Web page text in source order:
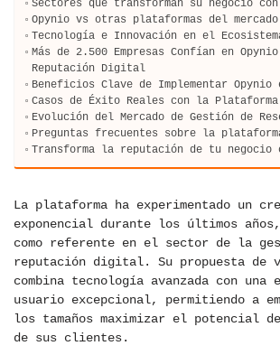
Sectores que transforman su negocio con
Opynio vs otras plataformas del mercado
Tecnología e Innovación en el
Más de 2.500 Empresas Confían en
Reputación Digital
Beneficios Clave de Implementar Opynio
Casos de Éxito Reales con la Plataforma
Evolución del Mercado de Gestión de
Preguntas frecuentes sobre la
Transforma la reputación de tu negocio
La plataforma ha experimentado un
exponencial durante los últimos
como referente en el sector de la
reputación digital. Su propuesta de
combina tecnología avanzada con una
usuario excepcional, permitiendo a
los tamaños maximizar el potencial
de sus clientes.